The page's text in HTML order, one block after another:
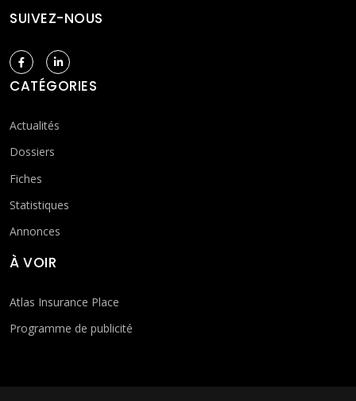
SUIVEZ-NOUS
CATÉGORIES
Actualités
Dossiers
Fiches
Statistiques
Annonces
À VOIR
Atlas Insurance Place
Programme de publicité